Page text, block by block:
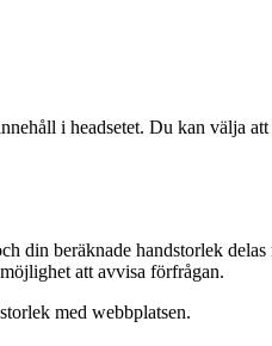
i headsetet. Du kan välja att
din beräknade handstorlek
att avvisa förfrågan.
med webbplatsen.